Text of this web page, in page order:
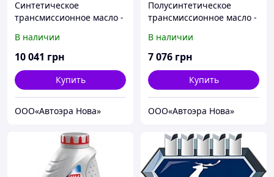
Синтетическое
трансмиссионное масло -
SAE 75W-90 GL 4+ 20 л.
В наличии
10 041 грн
Купить
ООО«Автоэра Нова»
Полусинтетическое
трансмиссионное масло -
75W-90 TS GL4/5 20 л.
В наличии
7 076 грн
Купить
ООО«Автоэра Нова»